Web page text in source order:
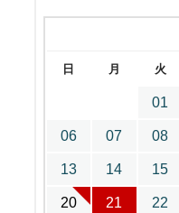
日 月 火
01
06 07 08
13 14 15
20 21 22